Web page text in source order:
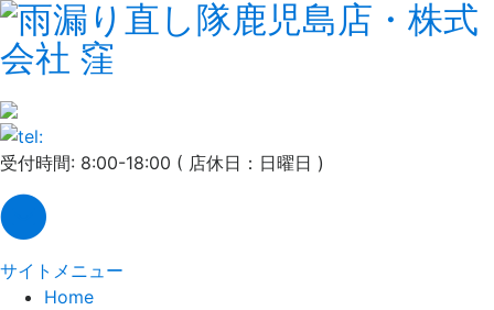
受付時間: 8:00-18:00 ( 店休日：日曜日 )
サイトメニュー
Home